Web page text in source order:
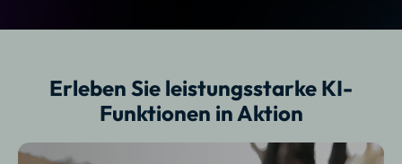
Erleben Sie leistungsstarke KI-
Funktionen in Aktion